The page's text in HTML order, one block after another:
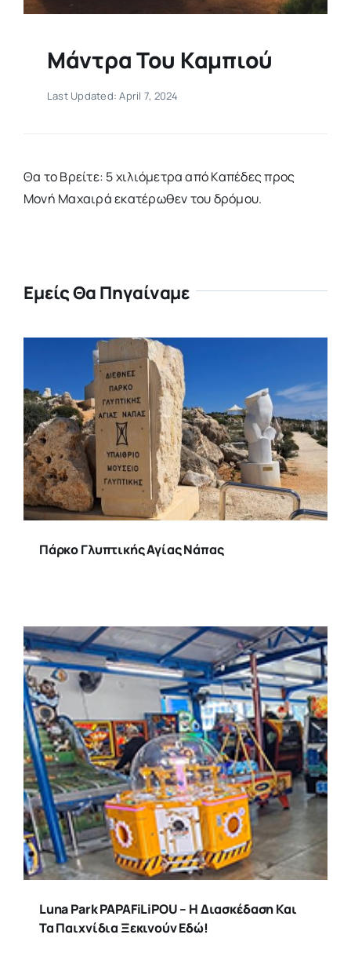
Μάντρα Του Καμπιού
Last Updated: April 7, 2024
Θα το Βρείτε: 5 χιλιόμετρα από Καπέδες προς
Μονή Μαχαιρά εκατέρωθεν του δρόμου.
Εμείς Θα Πηγαίναμε
Πάρκο Γλυπτικής Αγίας Νάπας
Luna Park PAPAFiLiPOU – Η Διασκέδαση Και
Τα Παιχνίδια Ξεκινούν Εδώ!